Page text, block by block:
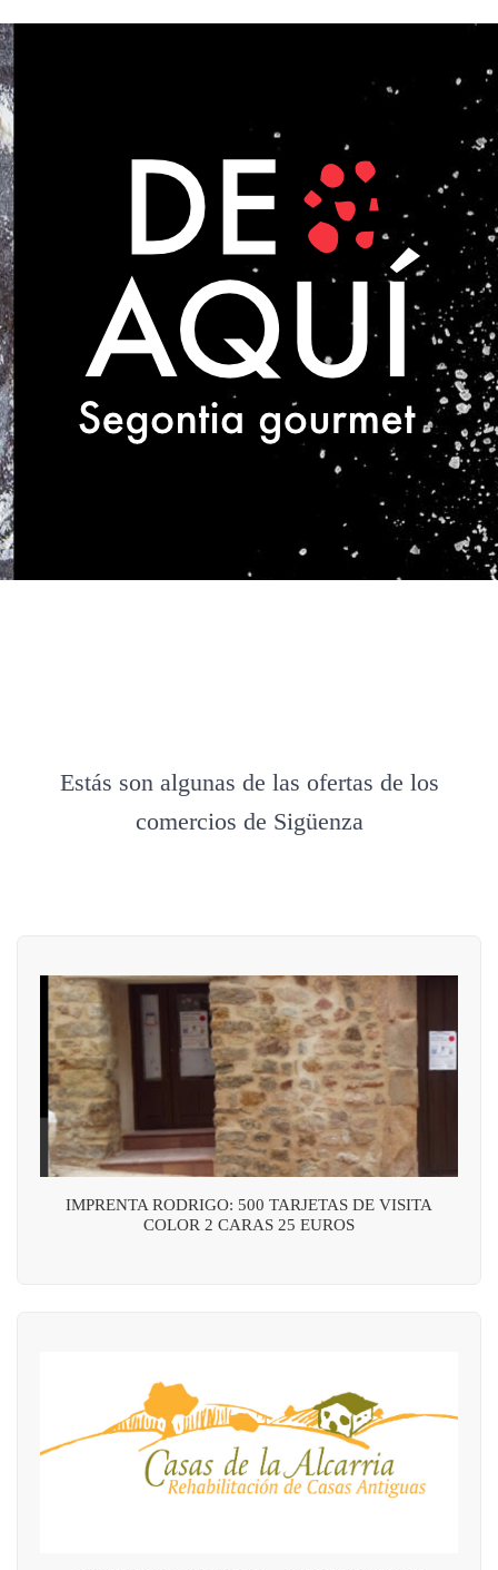
Estás son algunas de las ofertas de los
comercios de Sigüenza
IMPRENTA RODRIGO: 500 TARJETAS DE VISITA
COLOR 2 CARAS 25 EUROS